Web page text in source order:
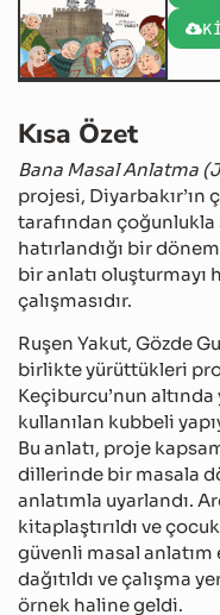
Kısa Özet
Bana Masal Anlatma
projesi, Diyarbakır’ın
tarafından
hatırlandığı bir
bir anlatı oluşturmayı
çalışmasıdır.
Ruşen Yakut, Gözde
birlikte yürüttükleri
Keçiburcu’nun
kullanılan kubbeli
Bu anlatı, proje
dillerinde bir masala
anlatımla uyarlandı.
kitaplaştırıldı ve
güvenli masal
dağıtıldı ve çalışma
örnek haline geldi.